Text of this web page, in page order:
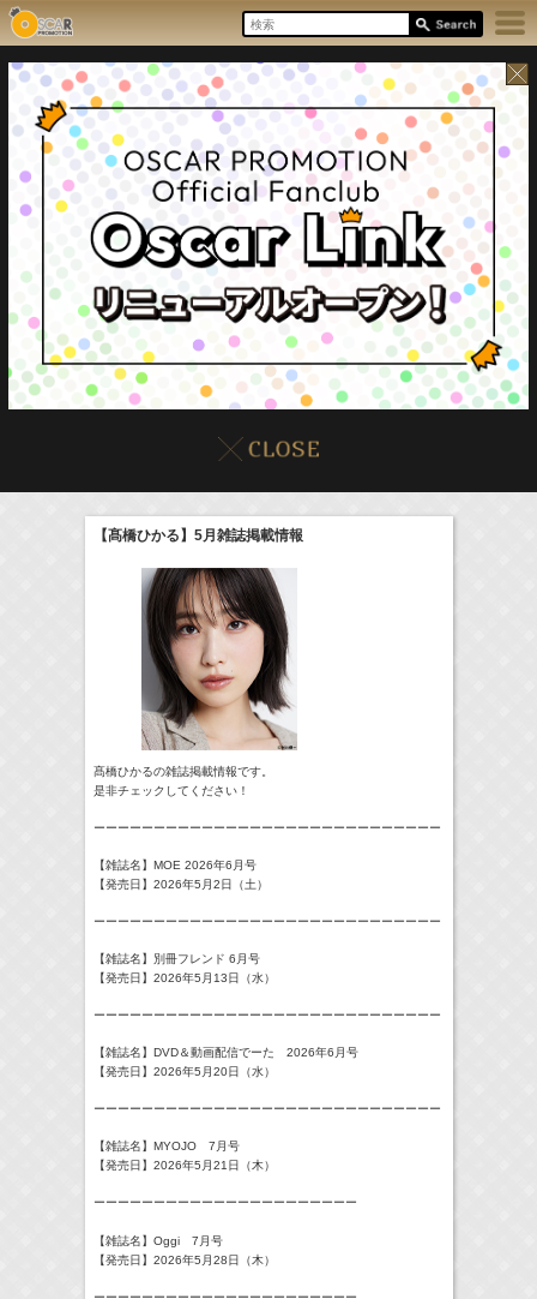
本日の出演情報 8/6(Thu)
24:00-24:30
(TV) 一緒にごはんをたべるだけ
> More
【髙橋ひかる】5月雑誌掲載情報
髙橋ひかるの雑誌掲載情報です。
是非チェックしてください！
ーーーーーーーーーーーーーーーーーーーーーーーーーーーーー
【雑誌名】MOE 2026年6月号
【発売日】2026年5月2日（土）
ーーーーーーーーーーーーーーーーーーーーーーーーーーーーー
【雑誌名】別冊フレンド 6月号
【発売日】2026年5月13日（水）
ーーーーーーーーーーーーーーーーーーーーーーーーーーーーー
【雑誌名】DVD＆動画配信でーた 2026年6月号
【発売日】2026年5月20日（水）
ーーーーーーーーーーーーーーーーーーーーーーーーーーーーー
【雑誌名】MYOJO 7月号
【発売日】2026年5月21日（木）
ーーーーーーーーーーーーーーーーーーーーーー
【雑誌名】Oggi 7月号
【発売日】2026年5月28日（木）